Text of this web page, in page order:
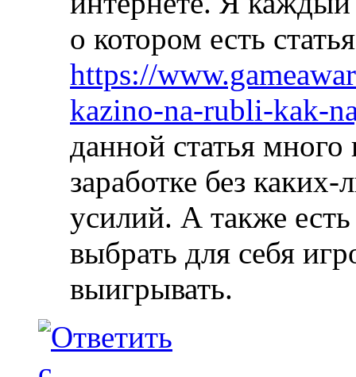
о котором есть
https://
kazino-na-rubli-kak-
данной статья
заработке без
усилий. А также
выбрать для себя
выигрывать.